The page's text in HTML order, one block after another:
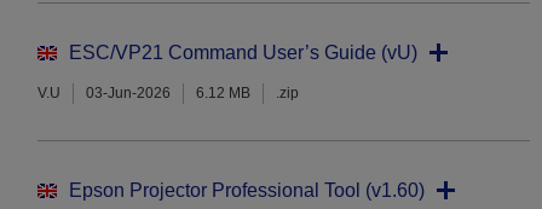
ESC/VP21 Command User’s Guide (vU)
V.U 03-Jun-2026 6.12 MB .zip
Epson Projector Professional Tool (v1.60)